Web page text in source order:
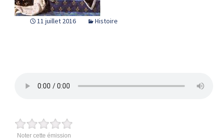
11 juillet 2016 Histoire
Noter cette émission